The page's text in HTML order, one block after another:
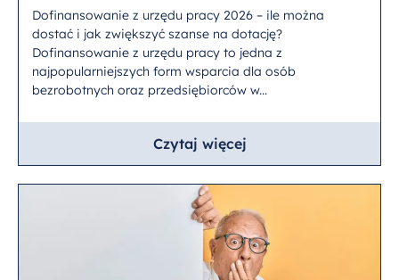
Dofinansowanie z urzędu pracy 2026 – ile można
dostać i jak zwiększyć szanse na dotację?
Dofinansowanie z urzędu pracy to jedna z
najpopularniejszych form wsparcia dla osób
bezrobotnych oraz przedsiębiorców w...
Czytaj więcej